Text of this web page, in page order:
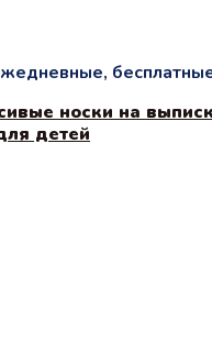
носки на
детей